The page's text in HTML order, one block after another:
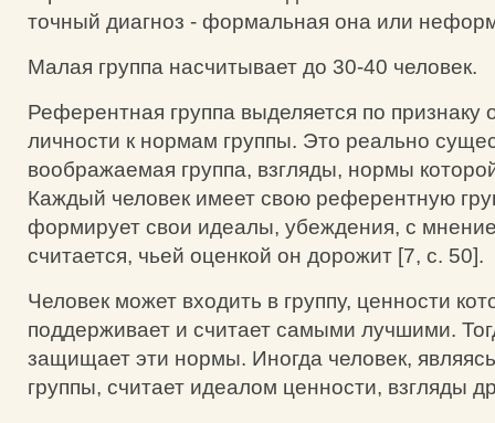
точный диагноз - формальная она или
Малая группа насчитывает до 30-40 человек.
Референтная группа выделяется по признаку
личности к нормам группы. Это реально
воображаемая группа, взгляды, нормы
Каждый человек имеет свою референтную
формирует свои идеалы, убеждения, с
считается, чьей оценкой он дорожит [7, c. 50].
Человек может входить в группу, ценности
поддерживает и считает самыми лучшими.
защищает эти нормы. Иногда человек,
группы, считает идеалом ценности, взгляды